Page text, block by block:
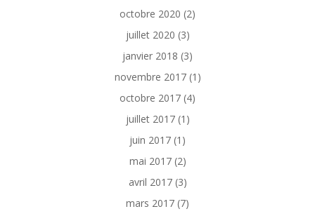
octobre 2020 (2)
juillet 2020 (3)
janvier 2018 (3)
novembre 2017(1)
octobre 2017 (4)
juillet 2017(1)
juin 2017 (1)
mai 2017(2)
avril 2017(3)
mars 2017 (7)